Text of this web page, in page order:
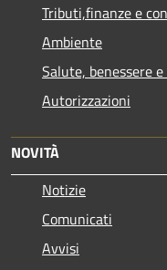
Tributi,finanze e
Ambiente
Salute, benessere
Autorizzazioni
NOVITÀ
Notizie
Comunicati
Avvisi